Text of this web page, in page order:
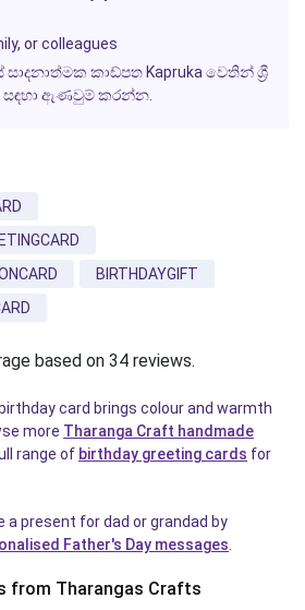
or colleagues
කාඩ්පත Kapruka වෙතින් ශ්‍රී
සඳහා ඇණවුම් කරන්න.
BIRTHDAYGIFT
based on 34 reviews.
card brings colour and warmth
more Tharanga Craft handmade
range of birthday greeting cards for
a present for dad or grandad by
Father's Day messages
from Tharangas Crafts